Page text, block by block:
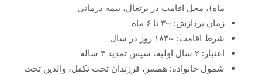
ماه)، محل اقامت در پرتغال، بیمه درمانی
زمان پردازش: ~۳ تا ۶ ماه
شرط اقامت: ~۱۸۳ روز در سال
اعتبار: ۲ سال اولیه، سپس تمدید ۳ ساله
شمول خانواده: همسر، فرزندان تحت تکفل، والدین تحت